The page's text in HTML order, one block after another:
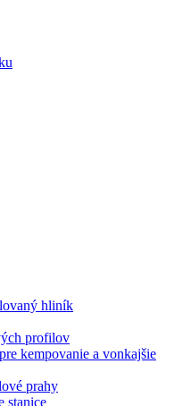
hliník
profilov
kempovanie a vonkajšie
prahy
stanice